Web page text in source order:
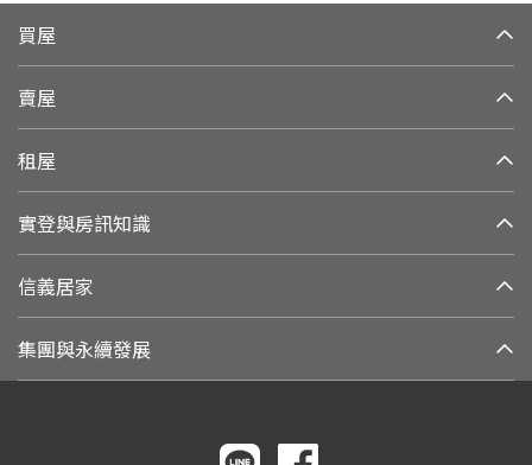
買屋
賣屋
租屋
實登與房訊知識
信義居家
集團與永續發展